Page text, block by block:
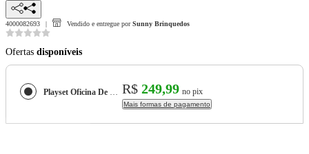
4000082693 Vendido e entregue por Sunny Brinquedos
Ofertas disponíveis
Playset Oficina De Construção Do Rubble - Patrulha Canina R$ 249,99 no pix
Mais formas de pagamento